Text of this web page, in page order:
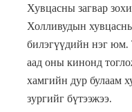
Хувцасны загвар
Холливудын
билэгүүдийн нэг
аад оны кинонд
хамгийн дур булаам
зургийг бүтээжээ.